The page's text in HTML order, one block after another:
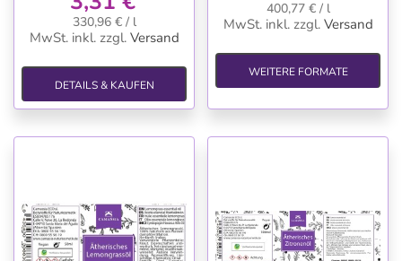
330,96 € / l
MwSt. inkl. zzgl. Versand
DETAILS & KAUFEN
400,77 € / l
MwSt. inkl. zzgl. Versand
WEITERE FORMATE